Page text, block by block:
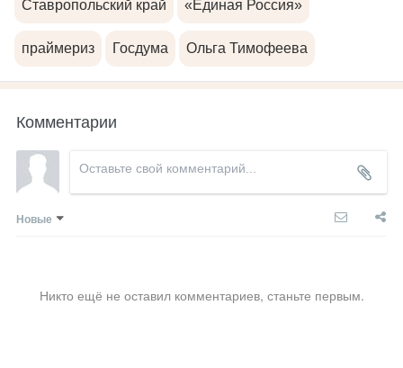
Ставропольский край «Единая Россия»
праймериз Госдума Ольга Тимофеева
Комментарии
Новые
Никто ещё не оставил комментариев, станьте первым.